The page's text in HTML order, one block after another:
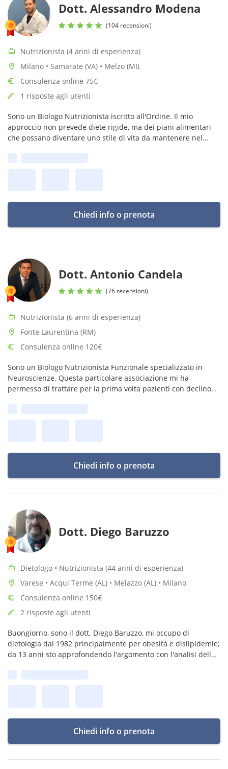
Dott. Alessandro Modena
(104 recensioni)
Nutrizionista (4 anni di esperienza)
Milano • Samarate (VA) • Melzo (MI)
Consulenza online 75€
1 risposte agli utenti
Sono un Biologo Nutrizionista iscritto all'Ordine. Il mio
approccio non prevede diete rigide, ma dei piani alimentari
che possano diventare uno stile di vita da mantenere nel
Chiedi info o prenota
Dott. Antonio Candela
(76 recensioni)
Nutrizionista (6 anni di esperienza)
Fonte Laurentina (RM)
Consulenza online 120€
Sono un Biologo Nutrizionista Funzionale specializzato in
Neuroscienze. Questa particolare associazione mi ha
permesso di trattare per la prima volta pazienti con declino
Chiedi info o prenota
Dott. Diego Baruzzo
Dietologo • Nutrizionista (44 anni di esperienza)
Varese • Acqui Terme (AL) • Melazzo (AL) • Milano
Consulenza online 150€
2 risposte agli utenti
Buongiorno, sono il dott. Diego Baruzzo, mi occupo di
dietologia dal 1982 principalmente per obesità e dislipidemie;
da 13 anni sto approfondendo l'argomento con l'analisi della
Chiedi info o prenota